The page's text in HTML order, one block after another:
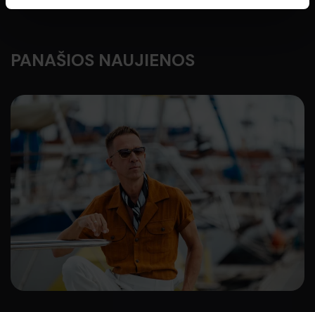
PANAŠIOS NAUJIENOS